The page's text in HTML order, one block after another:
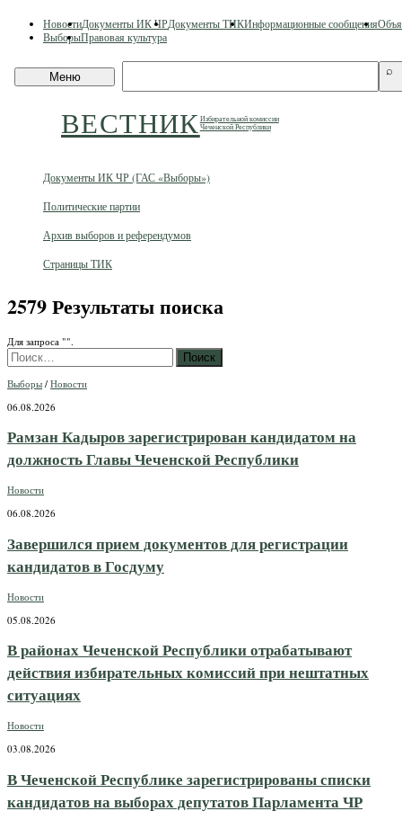
content
НовостиДокументы ИК ЧРДокументы ТИКИнформационные сообщения
ВыборыПравовая культура
Меню
ВЕСТНИКИзбирательной комиссии
Чеченской Республики
сайту
⌕
Документы ИК ЧР (ГАС «Выборы»)
Политические партии
Архив выборов и референдумов
Страницы ТИК
2579 Результаты поиска
Для запроса "".
Найти:
Выборы / Новости
06.08.2026
Рамзан Кадыров зарегистрирован кандидатом на
должность Главы Чеченской Республики
Новости
06.08.2026
Завершился прием документов для регистрации
кандидатов в Госдуму
Новости
05.08.2026
В районах Чеченской Республики отрабатывают
действия избирательных комиссий при нештатных
ситуациях
Новости
03.08.2026
В Чеченской Республике зарегистрированы списки
кандидатов на выборах депутатов Парламента ЧР